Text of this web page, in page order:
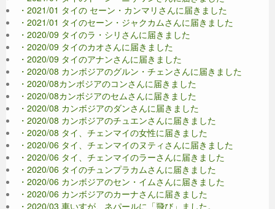
・2021/01 タイの セーン・カンマリさんに届きました
・2021/01 タイのセーン・ジャクカムさんに届きました
・2020/09 タイのラ・シリさんに届きました
・2020/09 タイのカオさんに届きました
・2020/09 タイのアナンさんに届きました
・2020/08 カンボジアのグルン・チェンさんに届きました
・2020/08カンボジアのコンさんに届きました
・2020/08カンボジアのセムさんに届きました
・2020/08 カンボジアのダンさんに届きました
・2020/08 カンボジアのチュエンさんに届きました
・2020/08 タイ、チェンマイの女性に届きました
・2020/06 タイ、チェンマイのヌティさんに届きました
・2020/06 タイ、チェンマイのラーさんに届きました
・2020/06 タイのチュンプラカムさんに届きました
・2020/06 カンボジアのセン・イムさんに届きました
・2020/06 カンボジアのカーナさんに届きました
・2020/03 車いすが、ネパールに「飛び」ました。